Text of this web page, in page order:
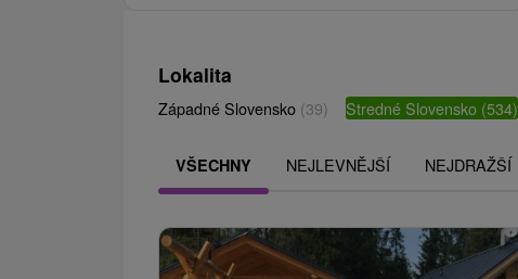
Lokalita
Západné Slovensko (39) Stredné Slovensko (534)
VŠECHNY NEJLEVNĚJŠÍ NEJDRAŽŠÍ